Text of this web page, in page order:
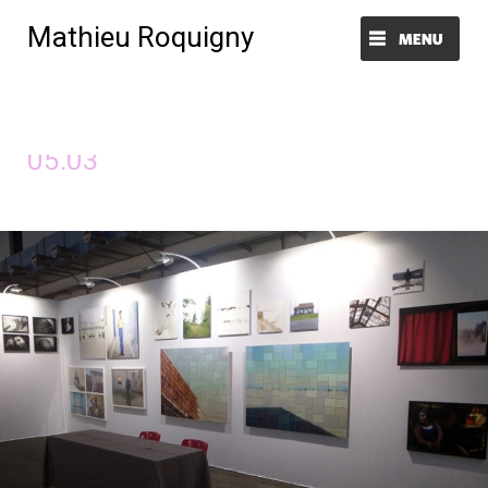
Mathieu Roquigny
Menu et widgets
05.03